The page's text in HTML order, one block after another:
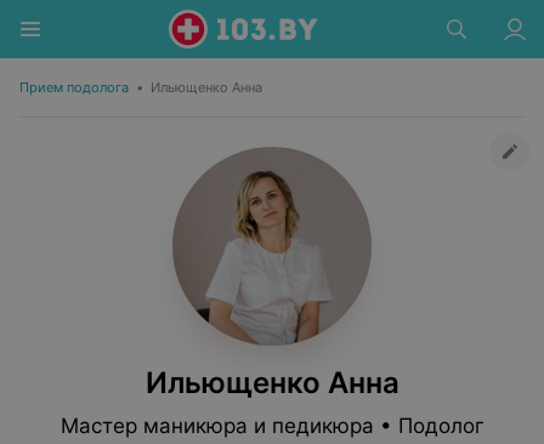
Прием подолога • Ильющенко Анна
Ильющенко Анна
Мастер маникюра и педикюра • Подолог